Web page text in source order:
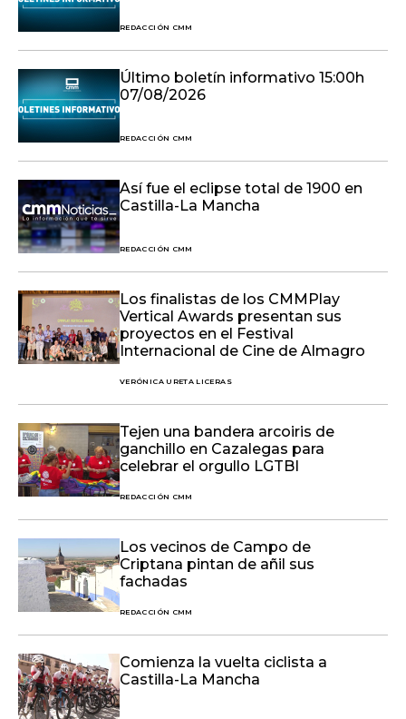
REDACCIÓN CMM
Último boletín informativo 15:00h
07/08/2026
REDACCIÓN CMM
Así fue el eclipse total de 1900 en
Castilla-La Mancha
REDACCIÓN CMM
Los finalistas de los CMMPlay
Vertical Awards presentan sus
proyectos en el Festival
Internacional de Cine de Almagro
VERÓNICA URETA LICERAS
Tejen una bandera arcoiris de
ganchillo en Cazalegas para
celebrar el orgullo LGTBI
REDACCIÓN CMM
Los vecinos de Campo de
Criptana pintan de añil sus
fachadas
REDACCIÓN CMM
Comienza la vuelta ciclista a
Castilla-La Mancha